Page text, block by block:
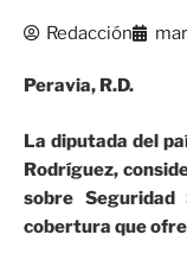
Redacción
Peravia, R.D.
La diputada del
Rodríguez,
sobre
cobertura que